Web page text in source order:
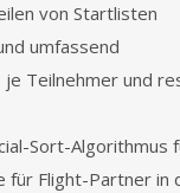
von Startlisten
umfassend
Teilnehmer und
Sort-Algorithmus
für Flight-Partner